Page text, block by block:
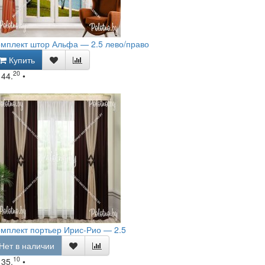
штор Альфа — 2.5 лево/право
Купить
20 •
портьер Ирис-Рио — 2.5
в наличии
10 •